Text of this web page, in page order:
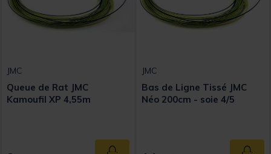
JMC
Queue de Rat JMC
Kamoufil XP 4,55m
JMC
Bas de Ligne Tissé JMC
Néo 200cm - soie 4/5